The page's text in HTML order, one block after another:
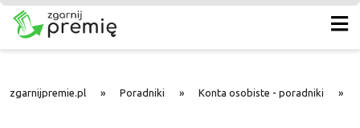
zgarnijpremie.pl » Poradniki » Konta osobiste - poradniki »